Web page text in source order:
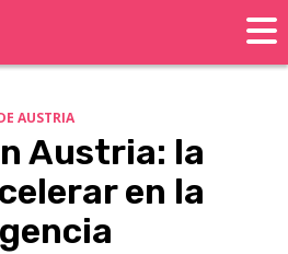
AUSTRIA
Austria: la
en la